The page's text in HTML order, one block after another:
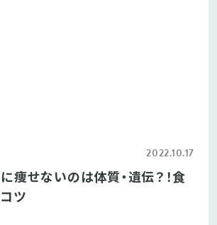
2022.10.17
痩せないのは体質・遺伝？！食
ツ